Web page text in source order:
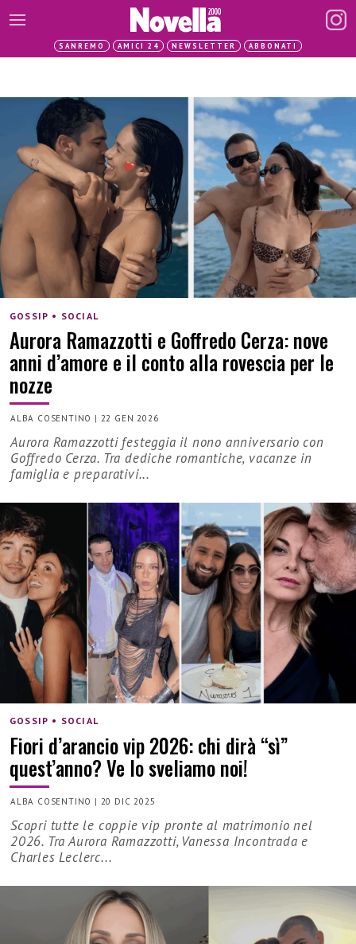
SANREMO AMICI 24 NEWSLETTER ABBONATI
GOSSIP • SOCIAL
Aurora Ramazzotti e Goffredo Cerza: nove
anni d’amore e il conto alla rovescia per le
nozze
ALBA COSENTINO | 22 GEN 2026
Aurora Ramazzotti festeggia il nono anniversario con
Goffredo Cerza. Tra dediche romantiche, vacanze in
famiglia e preparativi...
GOSSIP • SOCIAL
Fiori d’arancio vip 2026: chi dirà “sì”
quest’anno? Ve lo sveliamo noi!
ALBA COSENTINO | 20 DIC 2025
Scopri tutte le coppie vip pronte al matrimonio nel
2026. Tra Aurora Ramazzotti, Vanessa Incontrada e
Charles Leclerc...